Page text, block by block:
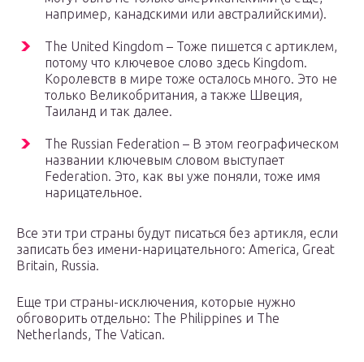
например, канадскими или австралийскими).
The United Kingdom – Тоже пишется с артиклем,
потому что ключевое слово здесь Kingdom.
Королевств в мире тоже осталось много. Это не
только Великобритания, а также Швеция,
Таиланд и так далее.
The Russian Federation – В этом географическом
названии ключевым словом выступает
Federation. Это, как вы уже поняли, тоже имя
нарицательное.
Все эти три страны будут писаться без артикля, если
записать без имени-нарицательного: America, Great
Britain, Russia.
Еще три страны-исключения, которые нужно
обговорить отдельно: The Philippines и The
Netherlands, The Vatican.